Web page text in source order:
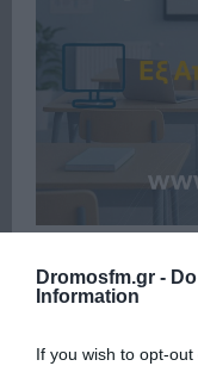
Dromosfm.gr -
Information
If you wish to opt-
Πρόσφατα